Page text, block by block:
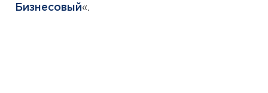
Бизнесовый«.